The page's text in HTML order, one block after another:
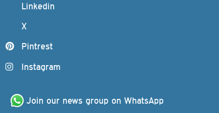
Linkedin
X
Pintrest
Instagram
Join our news group on WhatsApp